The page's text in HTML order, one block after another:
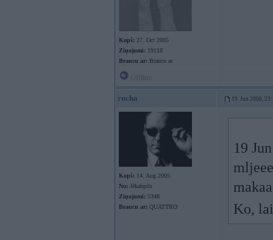
Kopš: 27. Oct 2005
Ziņojumi: 19118
Braucu ar: Braucu ar
rucha 19. Jun 2008,
Kopš: 14. Aug 2005
No: Jēkabpils
Ziņojumi: 5348
Braucu ar: QUATTRO
19
Ko,